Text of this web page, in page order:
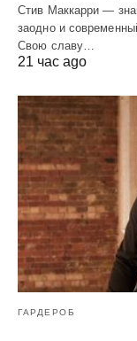
Стив Маккарри —
заодно и
Свою славу…
21 час ago
ГАРДЕРОБ